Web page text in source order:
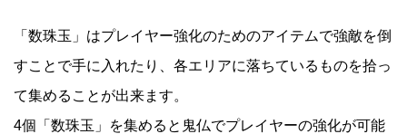
「数珠玉」はプレイヤー強化のためのアイテムで強敵を倒
すことで手に入れたり、各エリアに落ちているものを拾っ
て集めることが出来ます。
4個「数珠玉」を集めると鬼仏でプレイヤーの強化が可能